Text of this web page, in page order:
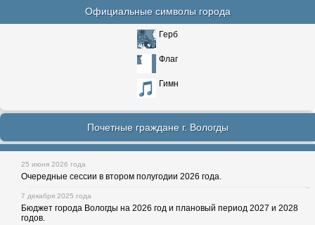
Официальные символы города
Герб
Флаг
Гимн
Почетные граждане г. Вологды
25 июня 2026 года
Очередные сессии в втором полугодии 2026 года.
7 декабря 2025 года
Бюджет города Вологды на 2026 год и плановый период 2027 и 2028
годов.